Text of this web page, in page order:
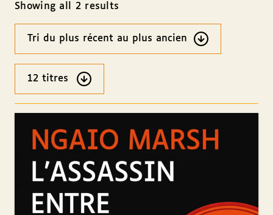
Showing all 2 results
Ordre